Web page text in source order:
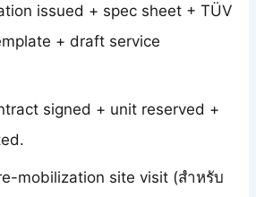
issued + spec sheet + TÜV
+ draft service
signed + unit reserved +
mobilization site visit (สำหรับ